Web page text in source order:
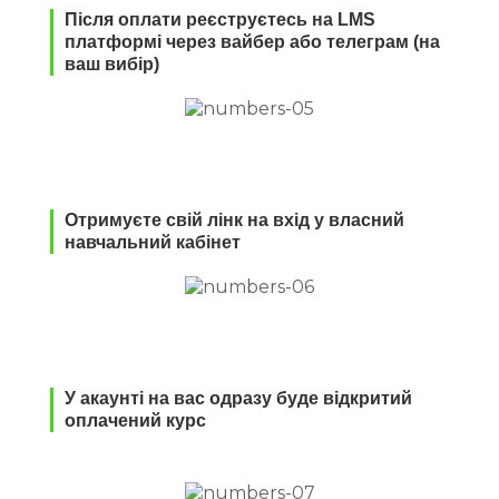
Після оплати реєструєтесь на LMS
платформі через вайбер або телеграм (на
ваш вибір)
Отримуєте свій лінк на вхід у власний
навчальний кабінет
У акаунті на вас одразу буде відкритий
оплачений курс